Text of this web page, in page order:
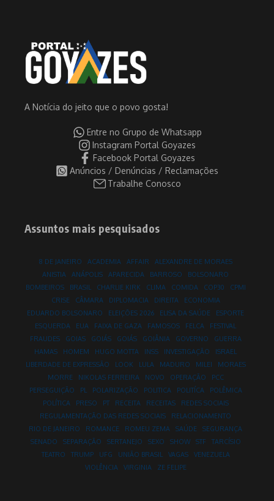
A Notícia do jeito que o povo gosta!
Entre no Grupo de Whatsapp
Instagram Portal Goyazes
Facebook Portal Goyazes
Anúncios / Denúncias / Reclamações
Trabalhe Conosco
Assuntos mais pesquisados
8 DE JANEIRO ACADEMIA AFFAIR
ALEXANDRE DE MORAES
ANISTIA
ANÁPOLIS APARECIDA BARROSO
BOLSONARO
BOMBEIROS
BRASIL CHARLIE KIRK CLIMA COMIDA COP30
CPMI
CRISE
CÂMARA DIPLOMACIA DIREITA
ECONOMIA
EDUARDO BOLSONARO
ELEIÇÕES 2026 ELISA DA SAÚDE
ESPORTE
ESQUERDA
EUA FAIXA DE GAZA FAMOSOS FELCA
FESTIVAL
FRAUDES
GOIAS GOIÁS GOIÁS GOIÂNIA GOVERNO
GUERRA
HAMAS
HOMEM HUGO MOTTA INSS INVESTIGAÇÃO
ISRAEL
LIBERDADE DE EXPRESSÃO
LOOK LULA MADURO MILEI
MORAES
MORRE
NIKOLAS FERREIRA NOVO OPERAÇÃO
PCC
PERSEGUIÇÃO
PL POLARIZAÇÃO POLITICA POLITÍCA
POLÊMICA
POLÍTICA
PRESO PT RECEITA RECEITAS
REDES SOCIAIS
REGULAMENTAÇÃO DAS REDES SOCIAIS
RELACIONAMENTO
RIO DE JANEIRO
ROMANCE ROMEU ZEMA SAÚDE
SEGURANÇA
SENADO
SEPARAÇÃO SERTANEJO SEXO SHOW STF
TARCÍSIO
TEATRO
TRUMP UFG UNIÃO BRASIL VAGAS
VENEZUELA
VIOLÊNCIA
VIRGINIA ZE FELIPE